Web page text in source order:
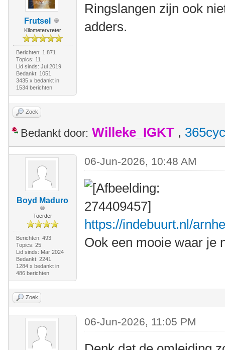
Frutsel
Kilometervreter
Berichten: 1.871
Topics: 11
Lid sinds: Jul 2019
Bedankt: 1051
3435 x bedankt in
1534 berichten
Ringslangen zijn ook
adders.
Zoek
Bedankt door: Willeke_IGKT ,
Boyd Maduro
Toerder
Berichten: 493
Topics: 25
Lid sinds: Mar 2024
Bedankt: 2241
1284 x bedankt in
486 berichten
06-Jun-2026, 10:48 AM
https://indebuurt.nl/
Ook een mooie waar je
Zoek
06-Jun-2026, 11:05 PM